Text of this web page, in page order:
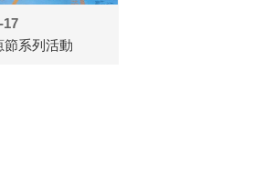
17
節系列活動